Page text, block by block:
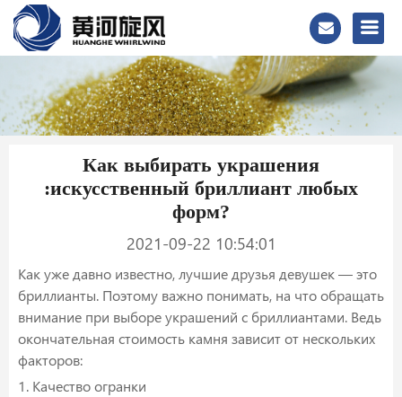
Как выбирать украшения
:искусственный бриллиант любых
форм?
2021-09-22 10:54:01
Как уже давно известно, лучшие друзья девушек — это
бриллианты. Поэтому важно понимать, на что обращать
внимание при выборе украшений с бриллиантами. Ведь
окончательная стоимость камня зависит от нескольких
факторов:
1. Качество огранки